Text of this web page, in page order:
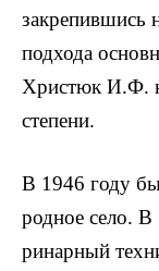
закрепившись
подхода
Xристюк И.Ф.
степени.
В 1946 году
родное село.
ринарный